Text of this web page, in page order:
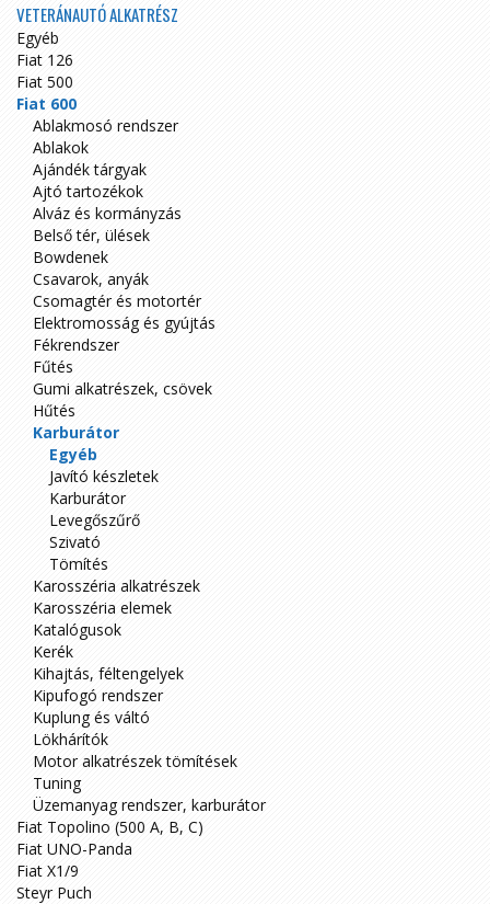
VETERÁNAUTÓ ALKATRÉSZ
Egyéb
Fiat 126
Fiat 500
Fiat 600
Ablakmosó rendszer
Ablakok
Ajándék tárgyak
Ajtó tartozékok
Alváz és kormányzás
Belső tér, ülések
Bowdenek
Csavarok, anyák
Csomagtér és motortér
Elektromosság és gyújtás
Fékrendszer
Fűtés
Gumi alkatrészek, csövek
Hűtés
Karburátor
Egyéb
Javító készletek
Karburátor
Levegőszűrő
Szivató
Tömítés
Karosszéria alkatrészek
Karosszéria elemek
Katalógusok
Kerék
Kihajtás, féltengelyek
Kipufogó rendszer
Kuplung és váltó
Lökhárítók
Motor alkatrészek tömítések
Tuning
Üzemanyag rendszer, karburátor
Fiat Topolino (500 A, B, C)
Fiat UNO-Panda
Fiat X1/9
Steyr Puch